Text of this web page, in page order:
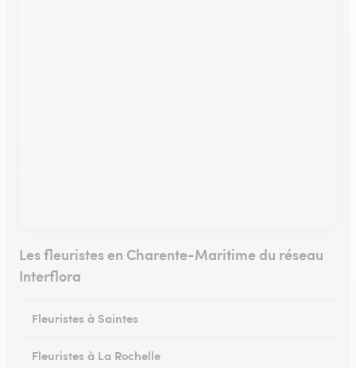
Les fleuristes en Charente-Maritime du réseau
Interflora
Fleuristes à Saintes
Fleuristes à La Rochelle